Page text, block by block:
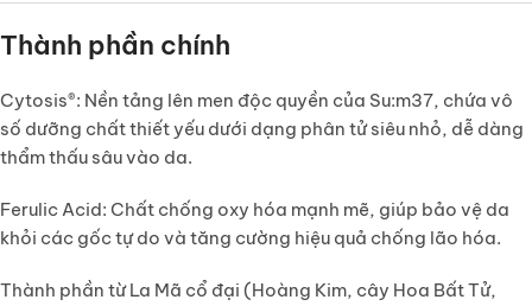
Thành phần chính
Cytosis®: Nền tảng lên men độc quyền của Su:m37, chứa vô
số dưỡng chất thiết yếu dưới dạng phân tử siêu nhỏ, dễ dàng
thẩm thấu sâu vào da.
Ferulic Acid: Chất chống oxy hóa mạnh mẽ, giúp bảo vệ da
khỏi các gốc tự do và tăng cường hiệu quả chống lão hóa.
Thành phần từ La Mã cổ đại (Hoàng Kim, cây Hoa Bất Tử,